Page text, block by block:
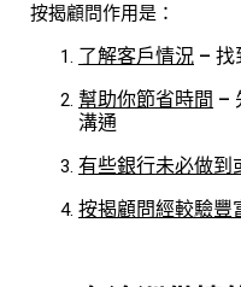
按揭顧問作用是：
了解客戶情況 – 找
幫助你節省時間 –
溝通
有些銀行未必做到
按揭顧問經較驗豐